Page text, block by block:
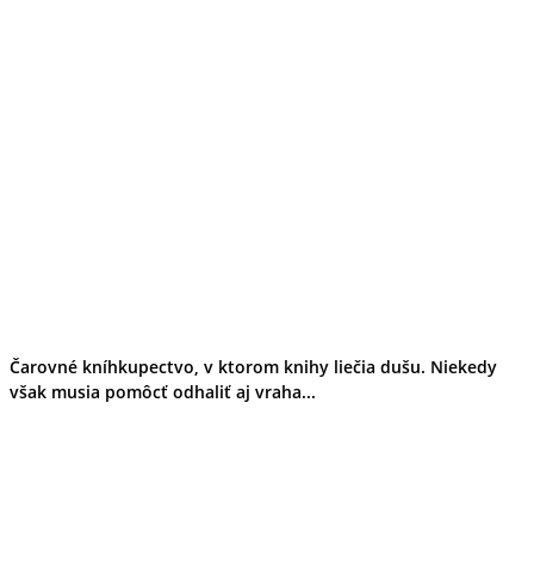
Pobyty
Gastro
Čarovné kníhkupectvo, v ktorom knihy liečia dušu. Niekedy
však musia pomôcť odhaliť aj vraha...